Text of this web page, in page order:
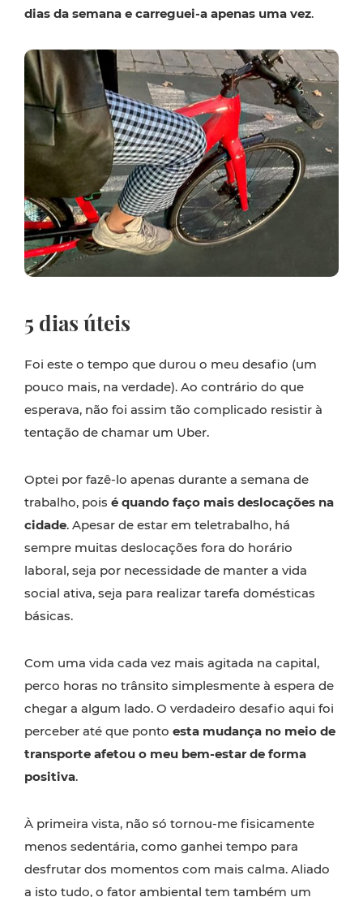
dias da semana e carreguei-a apenas uma vez.
5 dias úteis
Foi este o tempo que durou o meu desafio (um
pouco mais, na verdade). Ao contrário do que
esperava, não foi assim tão complicado resistir à
tentação de chamar um Uber.
Optei por fazê-lo apenas durante a semana de
trabalho, pois é quando faço mais deslocações na
cidade. Apesar de estar em teletrabalho, há
sempre muitas deslocações fora do horário
laboral, seja por necessidade de manter a vida
social ativa, seja para realizar tarefa domésticas
básicas.
Com uma vida cada vez mais agitada na capital,
perco horas no trânsito simplesmente à espera de
chegar a algum lado. O verdadeiro desafio aqui foi
perceber até que ponto esta mudança no meio de
transporte afetou o meu bem-estar de forma
positiva.
À primeira vista, não só tornou-me fisicamente
menos sedentária, como ganhei tempo para
desfrutar dos momentos com mais calma. Aliado
a isto tudo, o fator ambiental tem também um